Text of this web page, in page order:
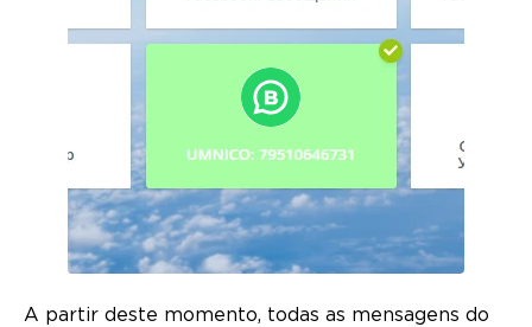
A partir deste momento, todas as mensagens do